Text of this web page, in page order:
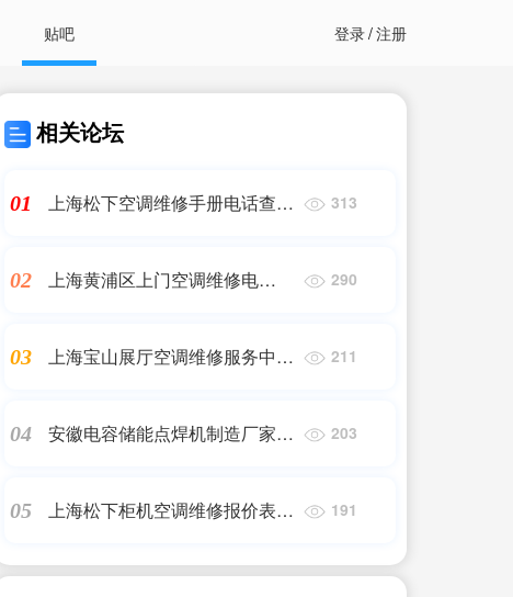
贴吧 登录/注册
相关论坛
01
上海松下空调维修手册电话查
313
02
上海黄浦区上门空调维修电
时维修电话
290
03
上海宝山展厅空调维修服务中心
211
04
安徽电容储能点焊机制造厂家排
203
05
上海松下柜机空调维修报价表电
多少,7*24小时上门维修服务
191